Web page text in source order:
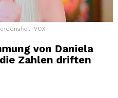
VOX
von Daniela
Zahlen driften